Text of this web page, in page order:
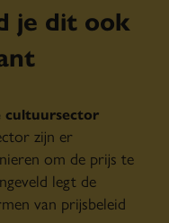
je dit ook
cultuursector
zijn er
om de prijs te
legt de
van prijsbeleid